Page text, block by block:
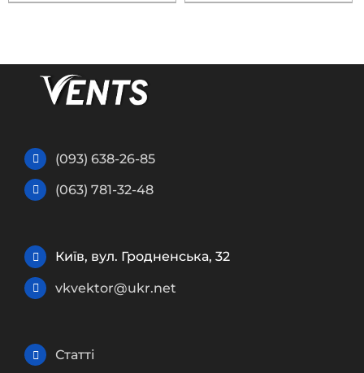
(093) 638-26-85
(063) 781-32-48
Київ, вул. Гродненська, 32
vkvektor@ukr.net
Статті